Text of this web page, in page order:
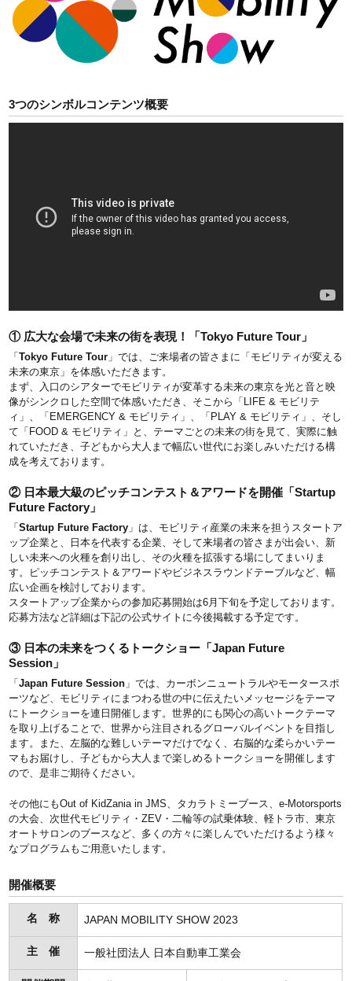
3つのシンボルコンテンツ概要
① 広大な会場で未来の街を表現！「Tokyo Future Tour」
「Tokyo Future Tour 」では、ご来場者の皆さまに「モビリティが変える
未来の東京」を体感いただきます。
まず、入口のシアターでモビリティが変革する未来の東京を光と音と映
像がシンクロした空間で体感いただき、そこから「LIFE & モビリテ
ィ」、「EMERGENCY & モビリティ」、「PLAY & モビリティ」、そし
て「FOOD & モビリティ」と、テーマごとの未来の街を見て、実際に触
れていただき、子どもから大人まで幅広い世代にお楽しみいただける構
成を考えております。
② 日本最大級のピッチコンテスト＆アワードを開催「Startup
Future Factory」
「Startup Future Factory 」は、モビリティ産業の未来を担うスタートア
ップ企業と、日本を代表する企業、そして来場者の皆さまが出会い、新
しい未来への火種を創り出し、その火種を拡張する場にしてまいりま
す。ピッチコンテスト＆アワードやビジネスラウンドテーブルなど、幅
広い企画を検討しております。
スタートアップ企業からの参加応募開始は6月下旬を予定しております。
応募方法など詳細は下記の公式サイトに今後掲載する予定です。
③ 日本の未来をつくるトークショー「Japan Future
Session」
「Japan Future Session 」では、カーボンニュートラルやモータースポ
ーツなど、モビリティにまつわる世の中に伝えたいメッセージをテーマ
にトークショーを連日開催します。世界的にも関心の高いトークテーマ
を取り上げることで、世界から注目されるグローバルイベントを目指し
ます。また、左脳的な難しいテーマだけでなく、右脳的な柔らかいテー
マもお届けし、子どもから大人まで楽しめるトークショーを開催します
ので、是非ご期待ください。
その他にもOut of KidZania in JMS、タカラトミーブース、e-Motorsports
の大会、次世代モビリティ・ZEV・二輪等の試乗体験、軽トラ市、東京
オートサロンのブースなど、多くの方々に楽しんでいただけるよう様々
なプログラムもご用意いたします。
開催概要
名 称 JAPAN MOBILITY SHOW 2023
主 催 一般社団法人 日本自動車工業会